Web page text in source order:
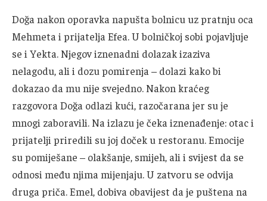
Doğa nakon oporavka napušta bolnicu uz pratnju oca
Mehmeta i prijatelja Efea. U bolničkoj sobi pojavljuje
se i Yekta. Njegov iznenadni dolazak izaziva
nelagodu, ali i dozu pomirenja – dolazi kako bi
dokazao da mu nije svejedno. Nakon kraćeg
razgovora Doğa odlazi kući, razočarana jer su je
mnogi zaboravili. Na izlazu je čeka iznenađenje: otac i
prijatelji priredili su joj doček u restoranu. Emocije
su pomiješane – olakšanje, smijeh, ali i svijest da se
odnosi među njima mijenjaju. U zatvoru se odvija
druga priča. Emel, dobiva obavijest da je puštena na